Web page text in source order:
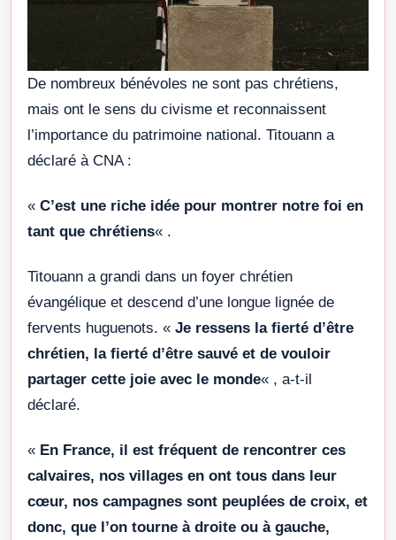
De nombreux bénévoles ne sont pas chrétiens,
mais ont le sens du civisme et reconnaissent
l’importance du patrimoine national. Titouann a
déclaré à CNA :
« C’est une riche idée pour montrer notre foi en
tant que chrétiens« .
Titouann a grandi dans un foyer chrétien
évangélique et descend d’une longue lignée de
fervents huguenots. « Je ressens la fierté d’être
chrétien, la fierté d’être sauvé et de vouloir
partager cette joie avec le monde« , a-t-il
déclaré.
« En France, il est fréquent de rencontrer ces
calvaires, nos villages en ont tous dans leur
cœur, nos campagnes sont peuplées de croix, et
donc, que l’on tourne à droite ou à gauche,